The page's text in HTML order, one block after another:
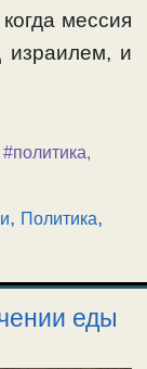
мессия
израилем, и
#политика,
, Политика,
еды